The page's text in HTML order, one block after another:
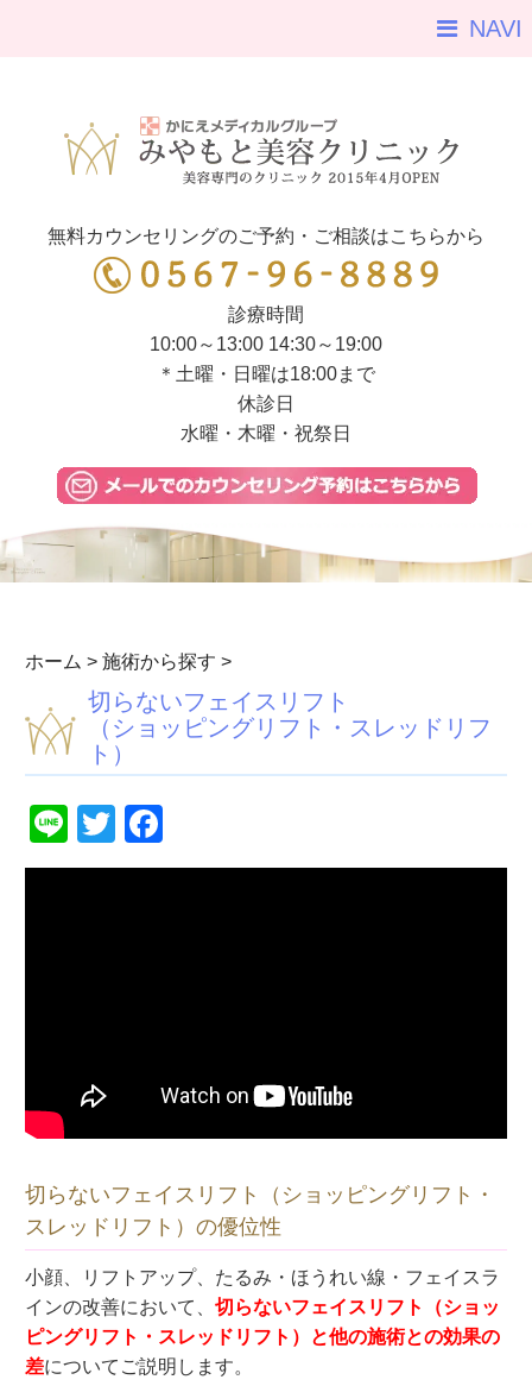
NAVI
無料カウンセリングのご予約・ご相談はこちらから
診療時間
10:00～13:00 14:30～19:00
＊土曜・日曜は18:00まで
休診日
水曜・木曜・祝祭日
ホーム >施術から探す >
切らないフェイスリフト
（ショッピングリフト・スレッドリフ
ト）
LineTwitter
切らないフェイスリフト（ショッピングリフト・
スレッドリフト）の優位性
小顔、リフトアップ、たるみ・ほうれい線・フェイスラ
インの改善において、切らないフェイスリフト（ショッ
ピングリフト・スレッドリフト）と他の施術との効果の
差についてご説明します。